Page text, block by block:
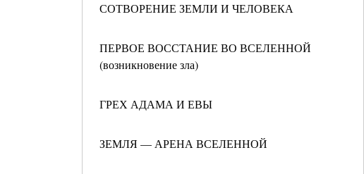
СОТВОРЕНИЕ ЗЕМЛИ И ЧЕЛОВЕКА
ПЕРВОЕ ВОССТАНИЕ ВО ВСЕЛЕННОЙ
(возникновение зла)
ГРЕХ АДАМА И ЕВЫ
ЗЕМЛЯ — АРЕНА ВСЕЛЕННОЙ